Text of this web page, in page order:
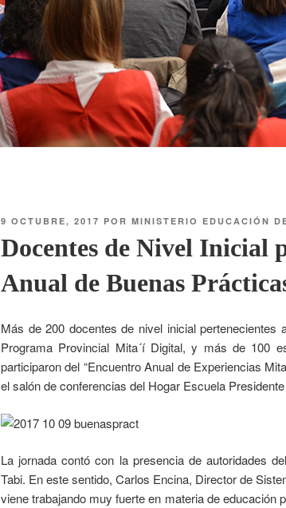
9 OCTUBRE, 2017 POR MINISTERIO EDUCACIÓN
Docentes de Nivel Inicial
Anual de Buenas
Más de 200 docentes de nivel inicial
Programa Provincial Mita´í Digital, y más de 100
participaron del “Encuentro Anual de Experiencias
el salón de conferencias del Hogar Escuela
La jornada contó con la presencia de autoridades
Tabi. En este sentido, Carlos Encina, Director de
viene trabajando muy fuerte en materia de educación